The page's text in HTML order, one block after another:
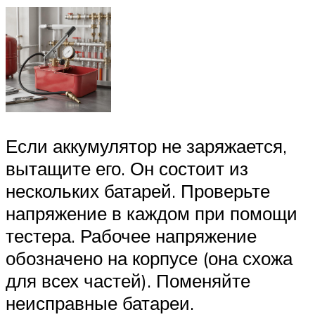
Если аккумулятор не заряжается,
вытащите его. Он состоит из
нескольких батарей. Проверьте
напряжение в каждом при помощи
тестера. Рабочее напряжение
обозначено на корпусе (она схожа
для всех частей). Поменяйте
неисправные батареи.